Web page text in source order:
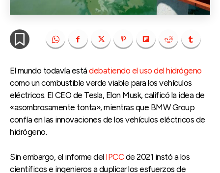
El mundo todavía estádebatiendo el uso del hidrógeno
como un combustible verde viable para los vehículos
eléctricos. El CEO de Tesla, Elon Musk, calificó la idea de
«asombrosamente tonta», mientras que BMW Group
confía en las innovaciones de los vehículos eléctricos de
hidrógeno.
Sin embargo, el informe del IPCCde 2021 instó a los
científicos e ingenieros a duplicar los esfuerzos de